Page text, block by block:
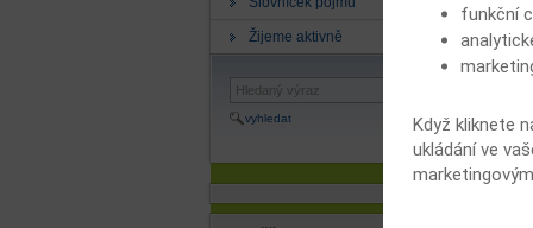
Žijeme aktivně
vyhledat
funkční
Když kliknete
ukládání ve